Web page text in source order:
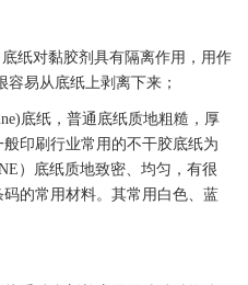
纸对黏胶剂具有隔离作用，用作
易从底纸上剥离下来；
底纸，普通底纸质地粗糙，厚
印刷行业常用的不干胶底纸为
）底纸质地致密、均匀，有很
的常用材料。其常用白色、蓝